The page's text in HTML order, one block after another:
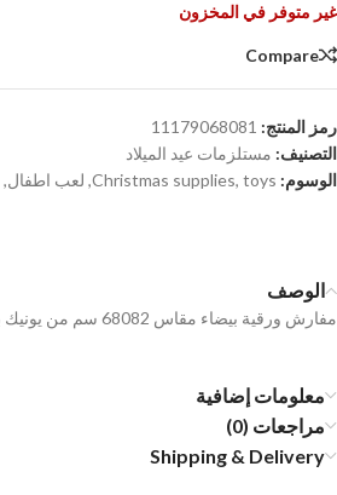
غير متوفر في المخزون
Compare
رمز المنتج: 11179068081
التصنيف: مستلزمات عيد الميلاد
الوسوم:
Christmas supplies, toys
, لعب اطفال,
الوصف
مفارش ورقية بيضاء مقاس 68082 سم من يونيك بارتي عبوة من 4 قطع
معلومات إضافية
مراجعات (0)
Shipping & Delivery